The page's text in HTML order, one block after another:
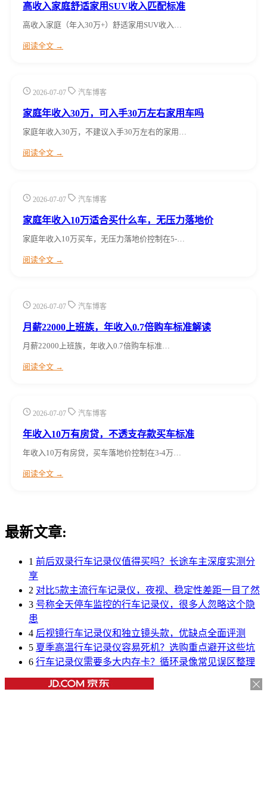
高收入家庭舒适家用SUV收入匹配标准
高收入家庭（年入30万+）舒适家用SUV收入…
阅读全文 →
2026-07-07 汽车博客
家庭年收入30万，可入手30万左右家用车吗
家庭年收入30万，不建议入手30万左右的家用…
阅读全文 →
2026-07-07 汽车博客
家庭年收入10万适合买什么车，无压力落地价
家庭年收入10万买车，无压力落地价控制在5-…
阅读全文 →
2026-07-07 汽车博客
月薪22000上班族，年收入0.7倍购车标准解读
月薪22000上班族，年收入0.7倍购车标准…
阅读全文 →
2026-07-07 汽车博客
年收入10万有房贷，不透支存款买车标准
年收入10万有房贷，买车落地价控制在3-4万…
阅读全文 →
最新文章:
1 前后双录行车记录仪值得买吗？长途车主深度实测分
享
2 对比5款主流行车记录仪，夜视、稳定性差距一目了然
3 号称全天停车监控的行车记录仪，很多人忽略这个隐
患
4 后视镜行车记录仪和独立镜头款，优缺点全面评测
5 夏季高温行车记录仪容易死机？选购重点避开这些坑
6 行车记录仪需要多大内存卡？循环录像常见误区整理